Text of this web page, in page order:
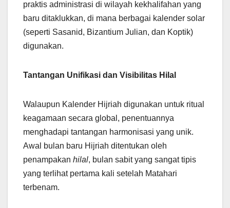
praktis administrasi di wilayah kekhalifahan yang
baru ditaklukkan, di mana berbagai kalender solar
(seperti Sasanid, Bizantium Julian, dan Koptik)
digunakan.
Tantangan Unifikasi dan Visibilitas Hilal
Walaupun Kalender Hijriah digunakan untuk ritual
keagamaan secara global, penentuannya
menghadapi tantangan harmonisasi yang unik.
Awal bulan baru Hijriah ditentukan oleh
penampakan hilal, bulan sabit yang sangat tipis
yang terlihat pertama kali setelah Matahari
terbenam.